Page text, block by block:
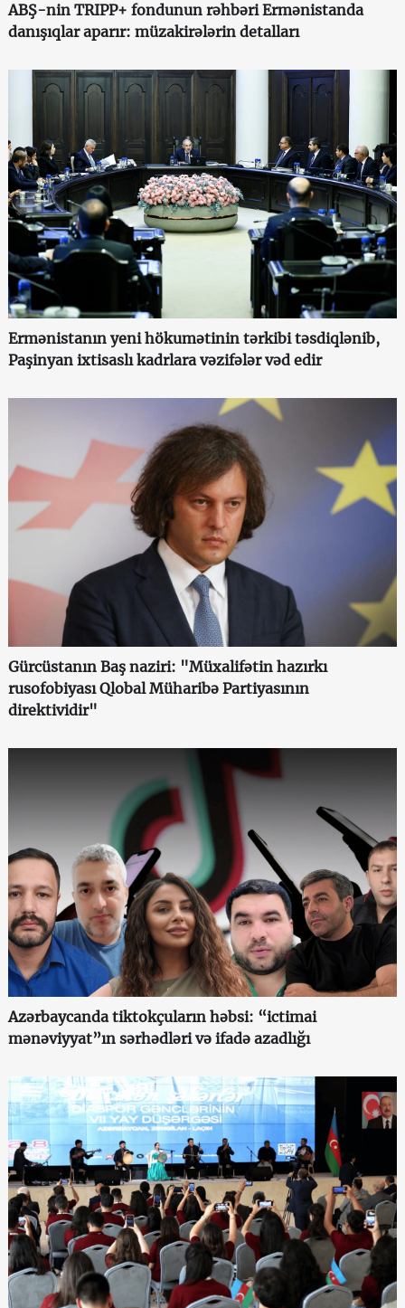
ABŞ-nin TRIPP+ fondunun rəhbəri Ermənistanda
danışıqlar aparır: müzakirələrin detalları
Ermənistanın yeni hökumətinin tərkibi təsdiqlənib,
Paşinyan ixtisaslı kadrlara vəzifələr vəd edir
Gürcüstanın Baş naziri: "Müxalifətin hazırkı
rusofobiyası Qlobal Müharibə Partiyasının
direktividir"
Azərbaycanda tiktokçuların həbsi: “ictimai
mənəviyyat”ın sərhədləri və ifadə azadlığı